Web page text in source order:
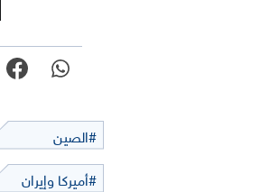
#الصين
#أميركا وإيران